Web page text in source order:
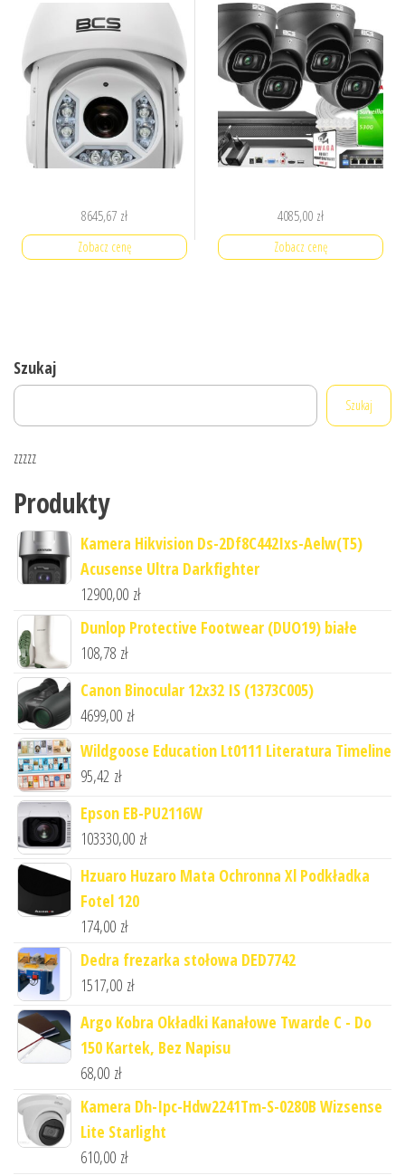
8645,67 zł
Zobacz cenę
4085,00 zł
Zobacz cenę
Szukaj
Szukaj
zzzzz
Produkty
Kamera Hikvision Ds-2Df8C442Ixs-Aelw(T5)
Acusense Ultra Darkfighter
12900,00 zł
Dunlop Protective Footwear (DUO19) białe
108,78 zł
Canon Binocular 12x32 IS (1373C005)
4699,00 zł
Wildgoose Education Lt0111 Literatura Timeline
95,42 zł
Epson EB-PU2116W
103330,00 zł
Hzuaro Huzaro Mata Ochronna Xl Podkładka
Fotel 120
174,00 zł
Dedra frezarka stołowa DED7742
1517,00 zł
Argo Kobra Okładki Kanałowe Twarde C - Do
150 Kartek, Bez Napisu
68,00 zł
Kamera Dh-Ipc-Hdw2241Tm-S-0280B Wizsense
Lite Starlight
610,00 zł